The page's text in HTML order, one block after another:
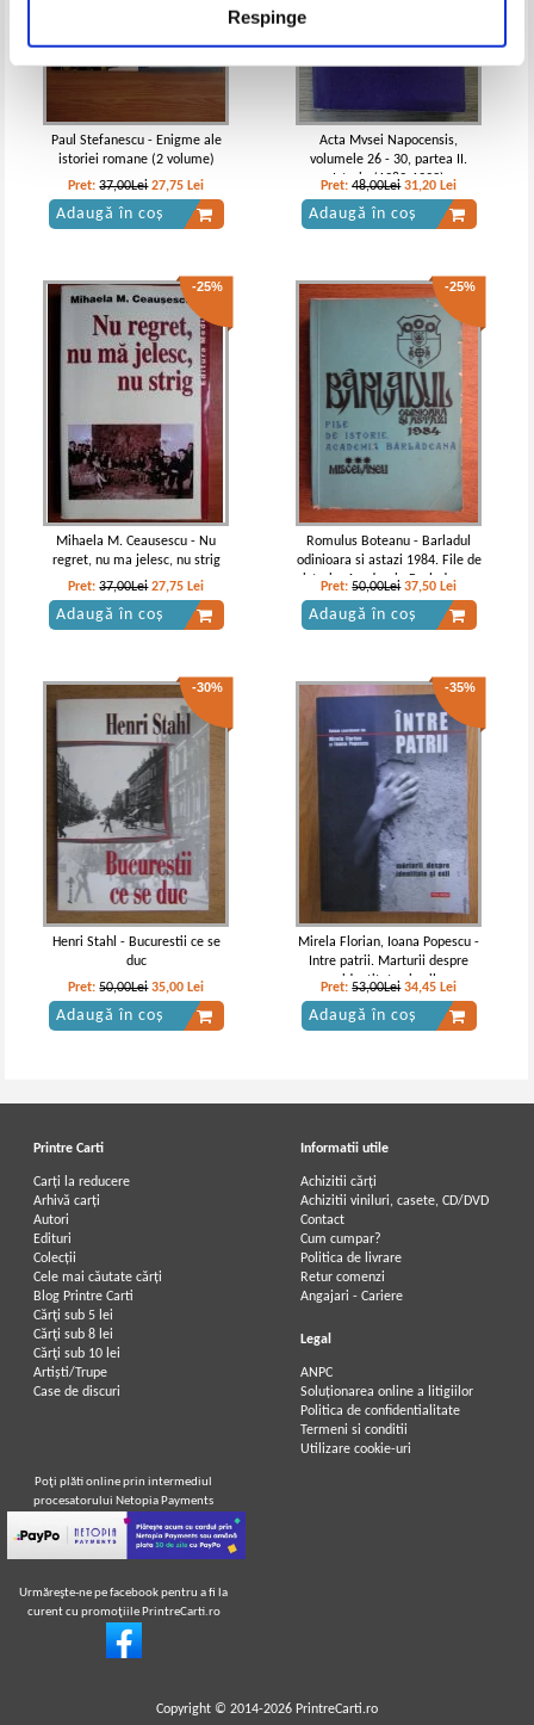
Respinge
Paul Stefanescu - Enigme ale
istoriei romane (2 volume)
Pret:37,00Lei 27,75 Lei
Adaugă în coș
Acta Mvsei Napocensis,
volumele 26 - 30, partea II.
Istorie (1989-1993)
Pret:48,00Lei 31,20 Lei
Adaugă în coș
-25%
Mihaela M. Ceausescu - Nu
regret, nu ma jelesc, nu strig
Pret:37,00Lei 27,75 Lei
Adaugă în coș
-25%
Romulus Boteanu - Barladul
odinioara si astazi 1984. File de
istorie, Academia Barladeana
(volumul 3)
Pret:50,00Lei 37,50 Lei
Adaugă în coș
-30%
Henri Stahl - Bucurestii ce se
duc
Pret:50,00Lei 35,00 Lei
Adaugă în coș
-35%
Mirela Florian, Ioana Popescu -
Intre patrii. Marturii despre
identitate si exil
Pret:53,00Lei 34,45 Lei
Adaugă în coș
Printre Carti
Carți la reducere
Arhivă carți
Autori
Edituri
Colecții
Cele mai căutate cărți
Blog Printre Carti
Cărţi sub 5 lei
Cărţi sub 8 lei
Cărţi sub 10 lei
Artiști/Trupe
Case de discuri
Informatii utile
Achizitii cărți
Achizitii viniluri, casete, CD/DVD
Contact
Cum cumpar?
Politica de livrare
Retur comenzi
Angajari - Cariere
Legal
ANPC
Soluționarea online a litigiilor
Politica de confidentialitate
Termeni si conditii
Utilizare cookie-uri
Poţi plăti online prin intermediul
procesatorului Netopia Payments
Urmăreşte-ne pe facebook pentru a fi la
curent cu promoţiile PrintreCarti.ro
Copyright © 2014-2026 PrintreCarti.ro